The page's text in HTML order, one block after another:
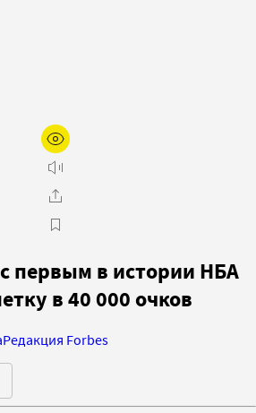
первым в истории НБА
в 40 000 очков
Редакция Forbes